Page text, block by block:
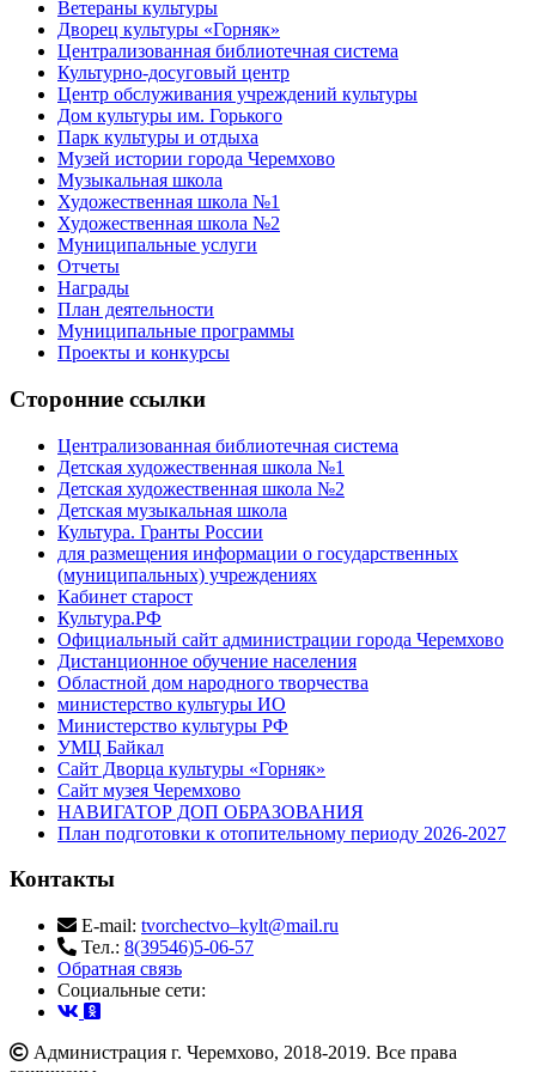
Ветераны культуры
Дворец культуры «Горняк»
Централизованная библиотечная система
Культурно-досуговый центр
Центр обслуживания учреждений культуры
Дом культуры им. Горького
Парк культуры и отдыха
Музей истории города Черемхово
Музыкальная школа
Художественная школа №1
Художественная школа №2
Муниципальные услуги
Отчеты
Награды
План деятельности
Муниципальные программы
Проекты и конкурсы
Сторонние ссылки
Централизованная библиотечная система
Детская художественная школа №1
Детская художественная школа №2
Детская музыкальная школа
Культура. Гранты России
для размещения информации о государственных
(муниципальных) учреждениях
Кабинет старост
Культура.РФ
Официальный сайт администрации города Черемхово
Дистанционное обучение населения
Областной дом народного творчества
министерство культуры ИО
Министерство культуры РФ
УМЦ Байкал
Сайт Дворца культуры «Горняк»
Сайт музея Черемхово
НАВИГАТОР ДОП ОБРАЗОВАНИЯ
План подготовки к отопительному периоду 2026-2027
Контакты
E-mail: tvorchectvo–kylt@mail.ru
Тел.: 8(39546)5-06-57
Обратная связь
Cоциальные сети:
Администрация г. Черемхово, 2018-2019. Все права